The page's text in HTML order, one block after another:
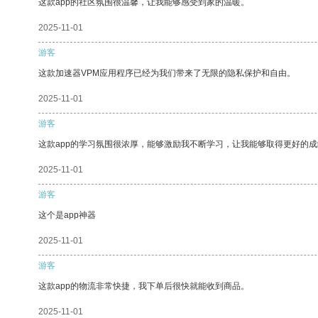
这款app的社区氛围很温馨，让我能够感受到家的温暖。
2025-11-01
游客
这款加速器VPM应用程序已经为我们带来了无限的隐私保护和自由。
2025-11-01
游客
这款app的学习氛围很浓厚，能够激励我不断学习，让我能够取得更好的
2025-11-01
游客
这个是app神器
2025-11-01
游客
这款app的物流非常快捷，我下单后很快就能收到商品。
2025-11-01